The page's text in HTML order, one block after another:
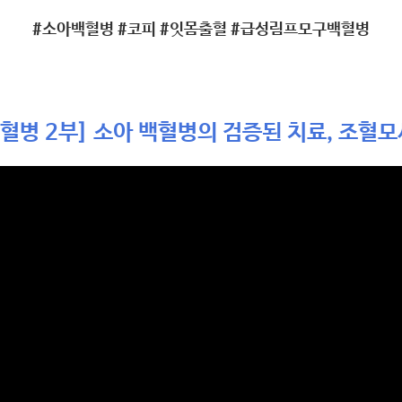
#소아백혈병 #코피 #잇몸출혈 #급성림프모구백혈병
병 2부] 소아 백혈병의 검증된 치료, 조혈모